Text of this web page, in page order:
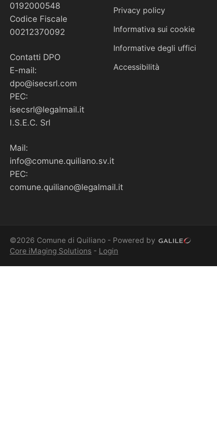
0192000548
Codice Fiscale
00212370092
Contatti DPO
E-mail:
dpo@isecsrl.com
PEC:
isecsrl@legalmail.it
I.S.E.C. Srl
Mail:
info@comune.quiliano.sv.it
PEC:
comune.quiliano@legalmail.it
Privacy policy
Informativa sui cookie
Informative degli uffici
Accessibilità
©2026 Comune di Quiliano - Powered by
Core iMaging Solutions - Login